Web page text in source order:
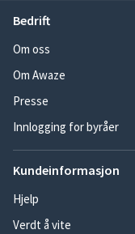
Bedrift
Om oss
Om Awaze
Presse
Innlogging for byråer
Kundeinformasjon
Hjelp
Verdt å vite